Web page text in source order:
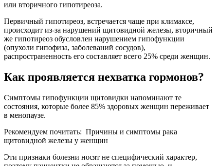
или вторичного гипотиреоза.
Первичный гипотиреоз, встречается чаще при климаксе,
происходит из-за нарушений щитовидной железы, вторичный
же гипотиреоз обусловлен нарушением гипофункции
(опухоли гипофиза, заболеваний сосудов),
распространенность его составляет всего 25% среди женщин.
Как проявляется нехватка гормонов?
Симптомы гипофункции щитовидки напоминают те
состояния, которые более 85% здоровых женщин переживает
в менопаузе.
Рекомендуем почитать: Причины и симптомы рака
щитовидной железы у женщин
Эти признаки болезни носят не специфический характер,